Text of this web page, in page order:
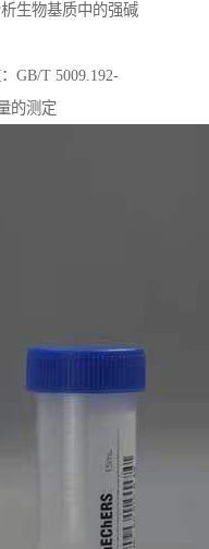
生物基质中的强碱
GB/T 5009.192-
的测定